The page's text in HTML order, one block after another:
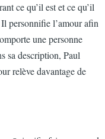
ce qu’il est et ce qu’il
Il personnifie l’amour afin
une personne
sa description, Paul
relève davantage de